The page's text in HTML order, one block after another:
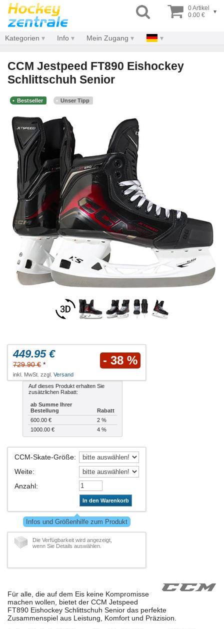
0 Artikel
0.00 €
▾
Kategorien Info Mein Zugang
CCM Jestpeed FT890 Eishockey
Schlittschuh Senior
Bestseller Unser Tipp
449.95 €
729.90 € * - 38 %
inkl. MwSt. zzgl. Versand
Auf dieses Produkt erhalten Sie
zusätzlichen Rabatt:
ab Summe Ihrer
Bestellung
Rabatt
600.00 €
2 %
1000.00 €
4 %
CCM-Skate-Größe:
Weite:
Anzahl:
In den Warenkorb
Infos und Größenhilfe zum Produkt
Die Verfügbarkeit wird angezeigt,
wenn Sie Details auswählen.
Für alle, die auf dem Eis keine Kompromisse
machen wollen, bietet der CCM Jetspeed
FT890 Eishockey Schlittschuh Senior das perfekte
Zusammenspiel aus Leistung, Komfort und Präzision.